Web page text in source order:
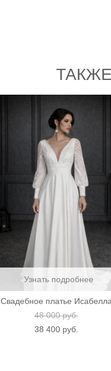
Узнать подробнее
Свадебное платье Исабелла
48 000 pуб.
38 400 pуб.